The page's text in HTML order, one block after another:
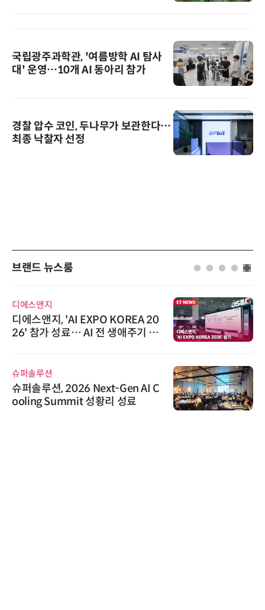
국립광주과학관, '여름방학 AI 탐사
대' 운영…10개 AI 동아리 참가
경찰 압수 코인, 두나무가 보관한다…
최종 낙찰자 선정
브랜드 뉴스룸
디에스앤지
디에스앤지, 'AI EXPO KOREA 20
26' 참가 성료… AI 전 생애주기 아
슈퍼솔루션
슈퍼솔루션, 2026 Next-Gen AI C
ooling Summit 성황리 성료